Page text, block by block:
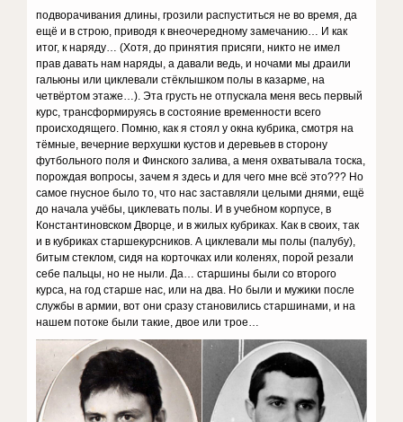
подворачивания длины, грозили распуститься не во время, да
ещё и в строю, приводя к внеочередному замечанию… И как
итог, к наряду… (Хотя, до принятия присяги, никто не имел
прав давать нам наряды, а давали ведь, и ночами мы драили
гальюны или циклевали стёклышком полы в казарме, на
четвёртом этаже…). Эта грусть не отпускала меня весь первый
курс, трансформируясь в состояние временности всего
происходящего. Помню, как я стоял у окна кубрика, смотря на
тёмные, вечерние верхушки кустов и деревьев в сторону
футбольного поля и Финского залива, а меня охватывала тоска,
порождая вопросы, зачем я здесь и для чего мне всё это??? Но
самое гнусное было то, что нас заставляли целыми днями, ещё
до начала учёбы, циклевать полы. И в учебном корпусе, в
Константиновском Дворце, и в жилых кубриках. Как в своих, так
и в кубриках старшекурсников. А циклевали мы полы (палубу),
битым стеклом, сидя на корточках или коленях, порой резали
себе пальцы, но не ныли. Да… старшины были со второго
курса, на год старше нас, или на два. Но были и мужики после
службы в армии, вот они сразу становились старшинами, и на
нашем потоке были такие, двое или трое…